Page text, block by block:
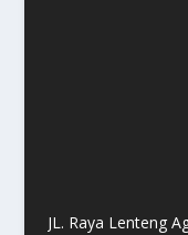
JL. Raya Lenteng